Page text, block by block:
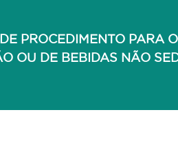
PROCEDIMENTO PARA
OU DE BEBIDAS NÃO